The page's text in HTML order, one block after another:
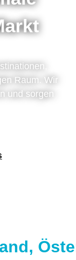
Raum. Wir
und sorgen